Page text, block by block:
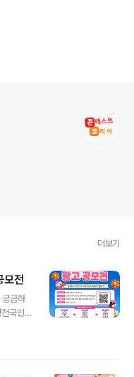
더보기
모전
궁금하
국민
◎